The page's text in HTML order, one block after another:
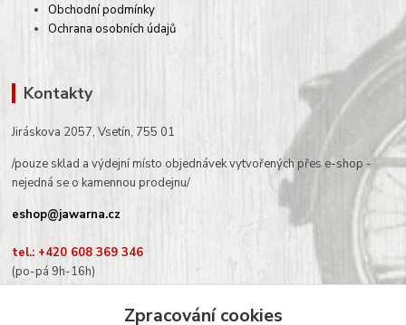
Obchodní podmínky
Ochrana osobních údajů
Kontakty
Jiráskova 2057, Vsetín, 755 01
/pouze sklad a výdejní místo objednávek vytvořených přes e-shop -
nejedná se o kamennou prodejnu/
eshop@jawarna.cz
tel.: +420 608 369 346
(po-pá 9h-16h)
Zpracování cookies